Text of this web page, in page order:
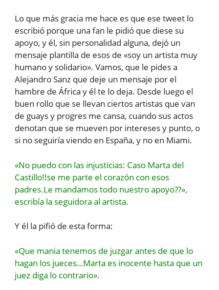
Lo que más gracia me hace es que ese tweet lo
escribió porque una fan le pidió que diese su
apoyo, y él, sin personalidad alguna, dejó un
mensaje plantilla de esos de «soy un artista muy
humano y solidario». Vamos, que le pides a
Alejandro Sanz que deje un mensaje por el
hambre de África y él te lo deja. Desde luego el
buen rollo que se llevan ciertos artistas que van
de guays y progres me cansa, cuando sus actos
denotan que se mueven por intereses y punto, o
si no seguiría viendo en España, y no en Miami.
«No puedo con las injusticias: Caso Marta del
Castillo!!se me parte el corazón con esos
padres.Le mandamos todo nuestro apoyo??»,
escribía la seguidora al artista.
Y él la pifió de esta forma:
«Que mania tenemos de juzgar antes de que lo
hagan los jueces…Marta es inocente hasta que un
juez diga lo contrario».